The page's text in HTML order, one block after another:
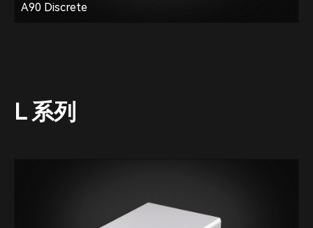
A90 Discrete
L 系列